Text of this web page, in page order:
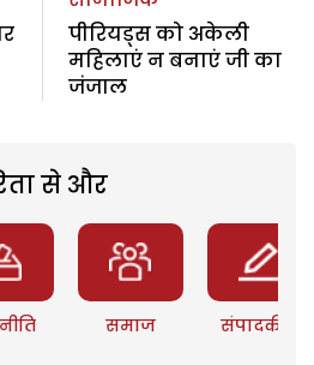
पीरियड्स को अकेली
महिलाएं न बनाएं जी का
जंजाल
से और
समाज संपादकीय